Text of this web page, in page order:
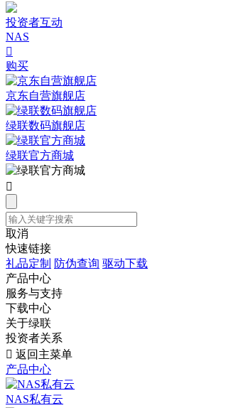
投资者互动
NAS

购买
京东自营旗舰店
绿联数码旗舰店
绿联官方商城

取消
快速链接
礼品定制 防伪查询 驱动下载
产品中心
服务与支持
下载中心
关于绿联
投资者关系
 返回主菜单
产品中心
NAS私有云